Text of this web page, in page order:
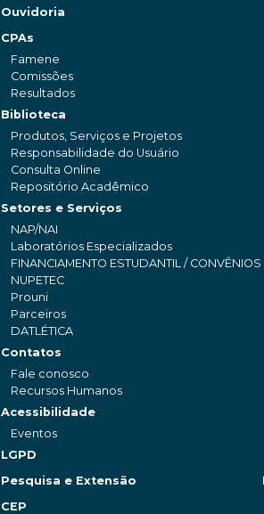
Ouvidoria
CPAs
Famene
Comissões
Resultados
Biblioteca
Produtos, Serviços e Projetos
Responsabilidade do Usuário
Consulta Online
Repositório Acadêmico
Setores e Serviços
NAP/NAI
Laboratórios Especializados
FINANCIAMENTO ESTUDANTIL / CONVÊNIOS
NUPETEC
Prouni
Parceiros
DATLÉTICA
Contatos
Fale conosco
Recursos Humanos
Acessibilidade
Eventos
LGPD
Pesquisa e Extensão
CEP